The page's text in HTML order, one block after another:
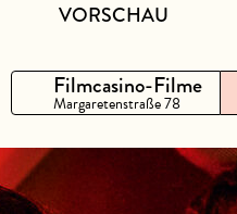
VORSCHAU
Filmcasino-Filme
Margaretenstraße 78